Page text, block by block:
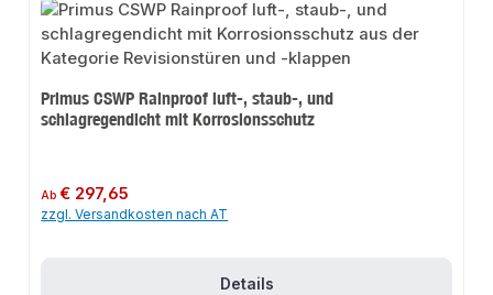
Primus CSWP Rainproof luft-, staub-, und
schlagregendicht mit Korrosionsschutz
Regulärer Preis:
Ab€ 297,65
zzgl. Versandkosten nach AT
Details